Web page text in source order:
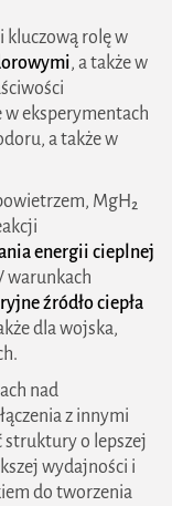
kluczową rolę w
, a także w
eksperymentach
a także w
MgH₂
energii cieplnej
warunkach
źródło ciepła
dla wojska,
nad
z innymi
struktury o lepszej
wydajności i
do tworzenia